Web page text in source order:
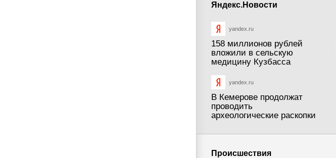
Яндекс.Новости
yandex.ru
158 миллионов рублей
вложили в сельскую
медицину Кузбасса
yandex.ru
В Кемерове продолжат
проводить
археологические раскопки
Происшествия